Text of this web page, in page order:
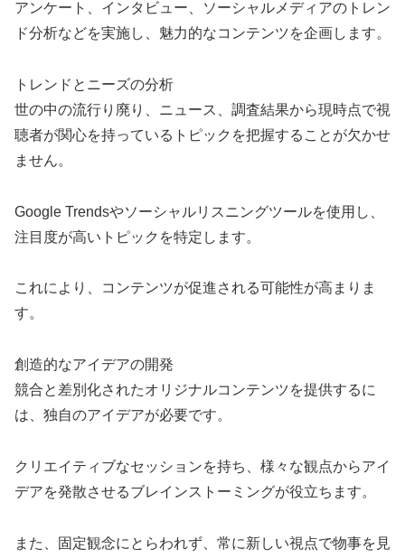
アンケート、インタビュー、ソーシャルメディアのトレン
ド分析などを実施し、魅力的なコンテンツを企画します。
トレンドとニーズの分析
世の中の流行り廃り、ニュース、調査結果から現時点で視
聴者が関心を持っているトピックを把握することが欠かせ
ません。
Google Trendsやソーシャルリスニングツールを使用し、
注目度が高いトピックを特定します。
これにより、コンテンツが促進される可能性が高まりま
す。
創造的なアイデアの開発
競合と差別化されたオリジナルコンテンツを提供するに
は、独自のアイデアが必要です。
クリエイティブなセッションを持ち、様々な観点からアイ
デアを発散させるブレインストーミングが役立ちます。
また、固定観念にとらわれず、常に新しい視点で物事を見